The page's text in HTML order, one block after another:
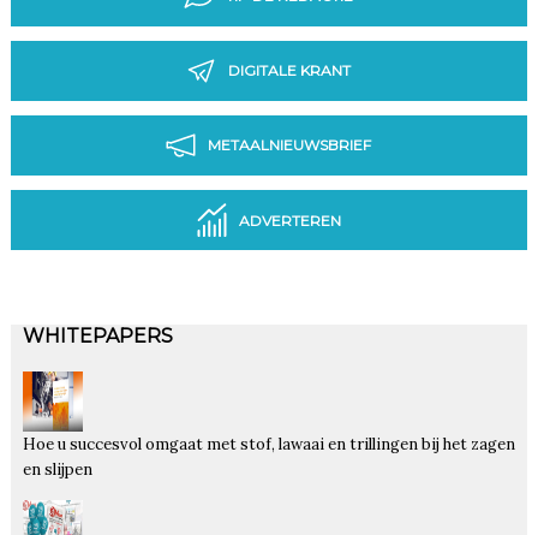
DIGITALE KRANT
METAALNIEUWSBRIEF
ADVERTEREN
WHITEPAPERS
Hoe u succesvol omgaat met stof, lawaai en trillingen bij het zagen
en slijpen